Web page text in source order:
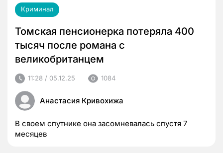
Криминал
Томская пенсионерка потеряла 400
тысяч после романа с
великобританцем
11:28 / 05.12.25 1084
Анастасия Кривохижа
В своем спутнике она засомневалась спустя 7
месяцев